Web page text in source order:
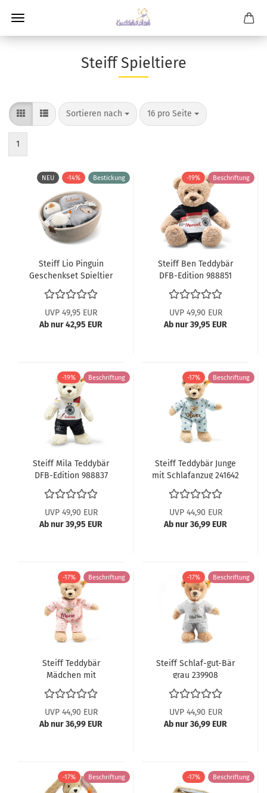
Steiff Spieltiere
Sortieren nach
Sortieren nach 16 pro Seite
pro Seite
1
NEU -14% Bestickung
Steiff Lio Pinguin
Geschenkset Spieltier
und Lätzchen 242977
UVP 49,95 EUR
Ab nur 42,95 EUR
-19% Beschriftung
Steiff Ben Teddybär
DFB-Edition 988851
UVP 49,90 EUR
Ab nur 39,95 EUR
-19% Beschriftung
Steiff Mila Teddybär
DFB-Edition 988837
UVP 49,90 EUR
Ab nur 39,95 EUR
-17% Beschriftung
Steiff Teddybär Junge
mit Schlafanzug 241642
UVP 44,90 EUR
Ab nur 36,99 EUR
-17% Beschriftung
Steiff Teddybär
Mädchen mit
Schlafanzug 241659
UVP 44,90 EUR
Ab nur 36,99 EUR
-17% Beschriftung
Steiff Schlaf-gut-Bär
grau 239908
UVP 44,90 EUR
Ab nur 36,99 EUR
-17% Beschriftung -17% Beschriftung